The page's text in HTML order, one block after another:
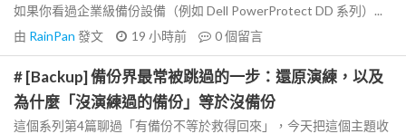
如果你看過企業級備份設備（例如 Dell PowerProtect DD 系列）...
由 RainPan 發文 19 小時前 0個留言
# [Backup] 備份界最常被跳過的一步：還原演練，以及
為什麼「沒演練過的備份」等於沒備份
這個系列第4篇聊過「有備份不等於救得回來」，今天把這個主題收